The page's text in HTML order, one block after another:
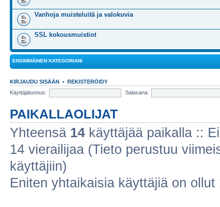
Vanhoja muisteluitä ja valokuvia
SSL kokousmuistiot
ENSIMMÄINEN KATEGORIANI
KIRJAUDU SISÄÄN • REKISTERÖIDY
Käyttäjätunnus:
Salasana:
PAIKALLAOLIJAT
Yhteensä 14 käyttäjää paikalla ::
14 vierailijaa (Tieto perustuu
käyttäjiin)
Eniten yhtaikaisia käyttäjiä on ollut